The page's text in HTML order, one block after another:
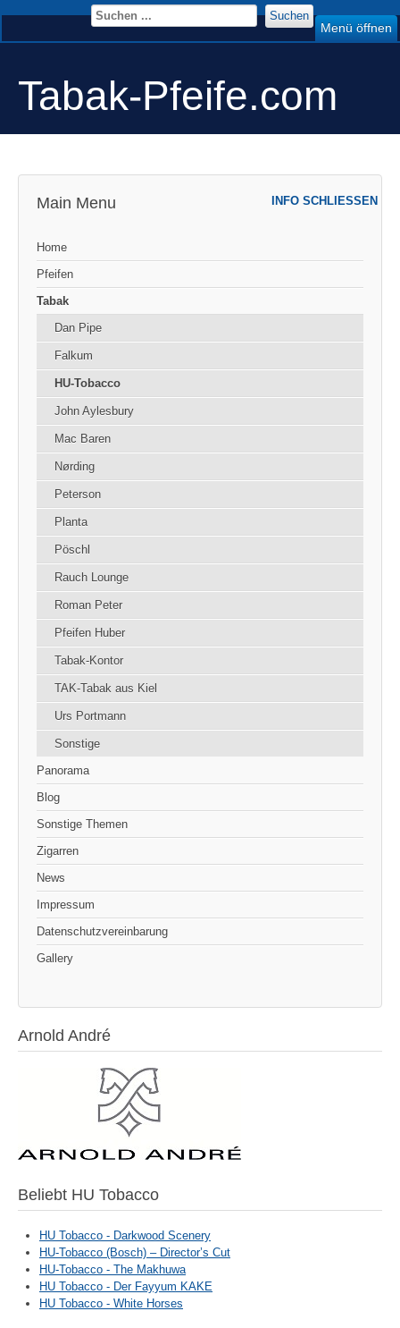
Tabak-Pfeife.com
Suchen
Menü öffnen
Main Menu
Home
Pfeifen
Tabak
Dan Pipe
Falkum
HU-Tobacco
John Aylesbury
Mac Baren
Nørding
Peterson
Planta
Pöschl
Rauch Lounge
Roman Peter
Pfeifen Huber
Tabak-Kontor
TAK-Tabak aus Kiel
Urs Portmann
Sonstige
Panorama
Blog
Sonstige Themen
Zigarren
News
Impressum
Datenschutzvereinbarung
Gallery
Arnold André
Beliebt HU Tobacco
HU Tobacco - Darkwood Scenery
HU-Tobacco (Bosch) – Director’s Cut
HU-Tobacco - The Makhuwa
HU Tobacco - Der Fayyum KAKE
HU Tobacco - White Horses
INFO SCHLIESSEN